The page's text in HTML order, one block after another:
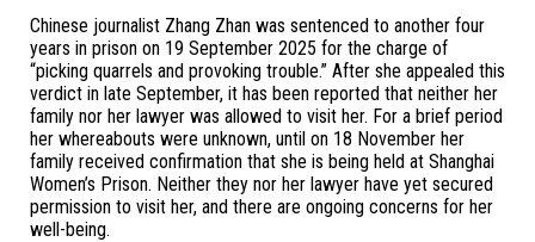
Chinese journalist Zhang Zhan was sentenced to another four
years in prison on 19 September 2025 for the charge of
“picking quarrels and provoking trouble.” After she appealed this
verdict in late September, it has been reported that neither her
family nor her lawyer was allowed to visit her. For a brief period
her whereabouts were unknown, until on 18 November her
family received confirmation that she is being held at Shanghai
Women’s Prison. Neither they nor her lawyer have yet secured
permission to visit her, and there are ongoing concerns for her
well-being.